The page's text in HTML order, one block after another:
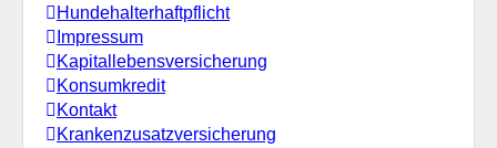
Hundehalterhaftpflicht
Impressum
Kapitallebensversicherung
Konsumkredit
Kontakt
Krankenzusatzversicherung